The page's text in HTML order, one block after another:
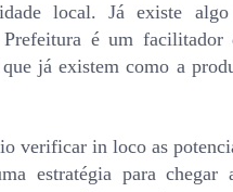
local. Já existe
é um facilitador
já existem como a
verificar in loco as
estratégia para chegar